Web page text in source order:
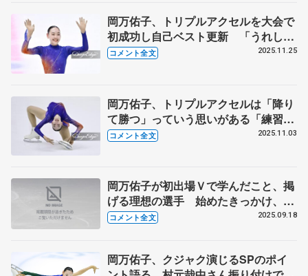
岡万佑子、トリプルアクセルを大会で
初成功し自己ベスト更新 「うれしい
気持ちとほっとしている気持ち」
コメント全文 2025.11.25
岡万佑子、トリプルアクセルは「降り
て勝つ」っていう思いがある「練習で
できても曲でハマらないと意味がな
コメント全文 2025.11.03
岡万佑子が初出場Ｖで学んだこと、掲
げる理想の選手 始めたきっかけ、木
下アカデミーに移った覚悟とは 【ジ
コメント全文 2025.09.18
岡万佑子、クジャク演じるSPのポイ